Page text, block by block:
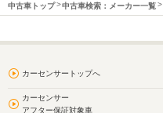
中古車トップ 中古車検索：メーカー一覧
カーセンサートップへ
カーセンサー
アフター保証対象車